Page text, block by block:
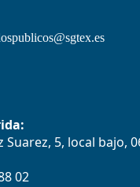
5, local bajo,
02